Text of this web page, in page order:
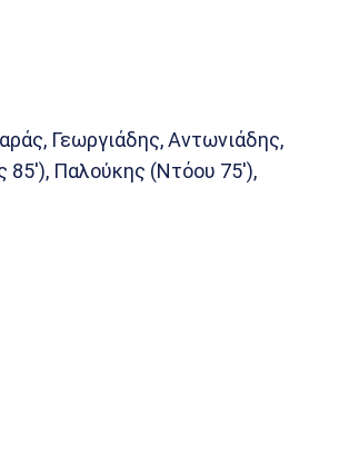
Γεωργιάδης, Αντωνιάδης,
Παλούκης (Ντόου 75′),